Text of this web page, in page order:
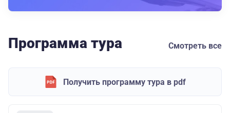
Программа тура Смотреть все
Получить программу тура в pdf